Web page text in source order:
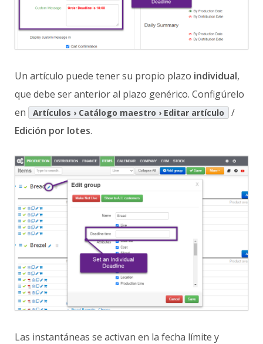
Un artículo puede tener su propio plazo individual,
que debe ser anterior al plazo genérico. Configúrelo
en
Artículos › Catálogo maestro › Editar artículo
/
Edición por lotes.
Las instantáneas se activan en la fecha límite y